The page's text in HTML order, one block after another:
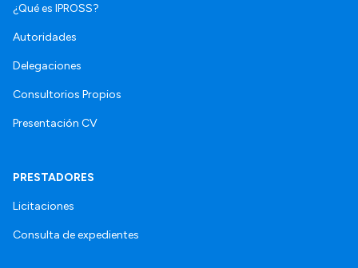
¿Qué es IPROSS?
Autoridades
Delegaciones
Consultorios Propios
Presentación CV
PRESTADORES
Licitaciones
Consulta de expedientes